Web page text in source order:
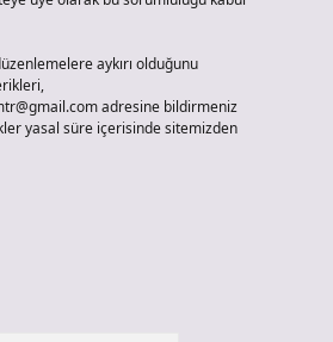
aykırı olduğunu
adresine bildirmeniz
yasal süre içerisinde sitemizden